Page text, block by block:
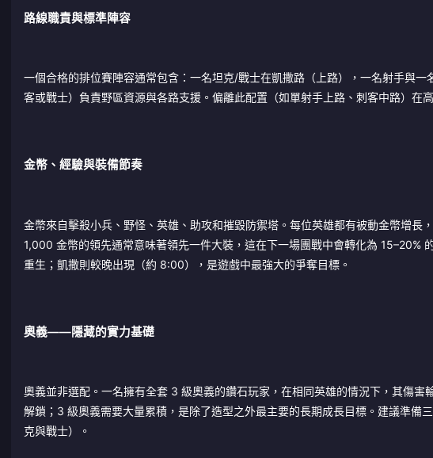
路線職責與標準陣容
一個合格的排位賽陣容通常包含：一名坦克/戰士在凱撒路（上路），一名射手與
客或戰士）負責野區資源與各路支援。偏離此配置（如單射手上路、刺客中路）在
金幣、經驗與裝備節奏
金幣來自擊殺小兵、野怪、英雄、助攻和摧毀防禦塔。每位英雄都有被動金幣增
1,000 金幣的領先通常意味著領先一件大裝，這在下一場團戰中會轉化為
重生；凱撒則較晚出現（約 8:00），是遊戲中最強大的爭奪目標。
奧義——隱藏的實力基礎
奧義並非選配。一名擁有全套 3 級奧義的鑽石玩家，在相同英雄的情況下，其傷
解鎖；3 級奧義需要大量累積，是除了造型之外最主要的長期成長目標。建議準備
克與戰士）。